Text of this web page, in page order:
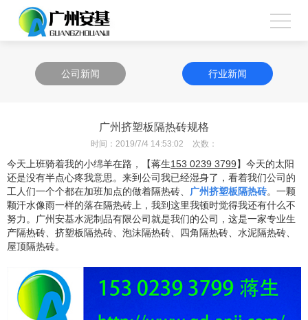
公司新闻 行业新闻
广州挤塑板隔热砖规格
时间： 2019/7/4 14:53:02 次数：
今天上班骑着我的小绵羊在路，【蒋生153 0239 3799】今天的太阳
还是没有半点心疼我意思。来到公司我已经湿身了，看着我们公司的
工人们一个个都在加班加点的做着隔热砖、 广州挤塑板隔热砖。一颗
颗汗水像雨一样的落在隔热砖上，我到这里我顿时觉得我还有什么不
努力。广州安基水泥制品有限公司就是我们的公司，这是一家专业生
产隔热砖、挤塑板隔热砖、泡沫隔热砖、四角隔热砖、水泥隔热砖、
屋顶隔热砖。